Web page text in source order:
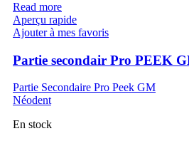
Read more
Aperçu rapide
Ajouter à mes favoris
Partie secondair Pro PEEK
Partie Secondaire Pro Peek GM
Néodent
En stock